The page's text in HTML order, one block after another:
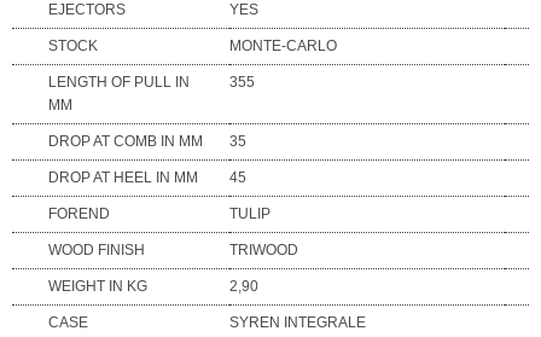
EJECTORS YES
STOCK MONTE-CARLO
LENGTH OF PULL IN
MM
355
DROP AT COMB IN MM 35
DROP AT HEEL IN MM 45
FOREND TULIP
WOOD FINISH TRIWOOD
WEIGHT IN KG 2,90
CASE SYREN INTEGRALE